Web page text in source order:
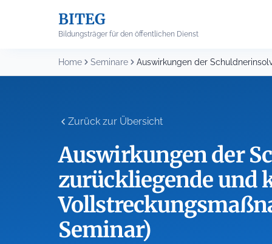
BITEG
Bildungsträger für den öffentlichen Dienst
Home Seminare
Zurück zur Übersicht
Auswirkungen der
zurückliegende und
Seminar)